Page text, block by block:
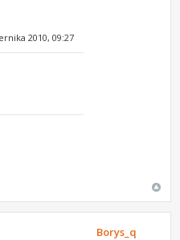
2010, 09:27
Borys_q